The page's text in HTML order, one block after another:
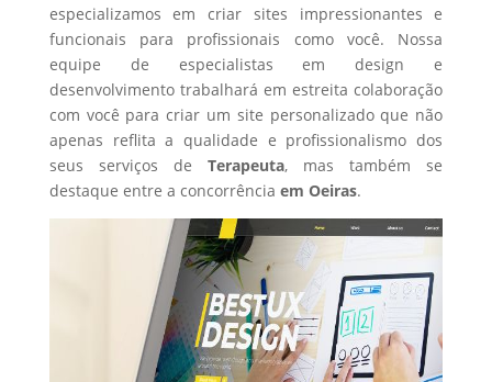
especializamos em criar sites impressionantes e
funcionais para profissionais como você. Nossa
equipe de especialistas em design e
desenvolvimento trabalhará em estreita colaboração
com você para criar um site personalizado que não
apenas reflita a qualidade e profissionalismo dos
seus serviços de Terapeuta, mas também se
destaque entre a concorrência em Oeiras.